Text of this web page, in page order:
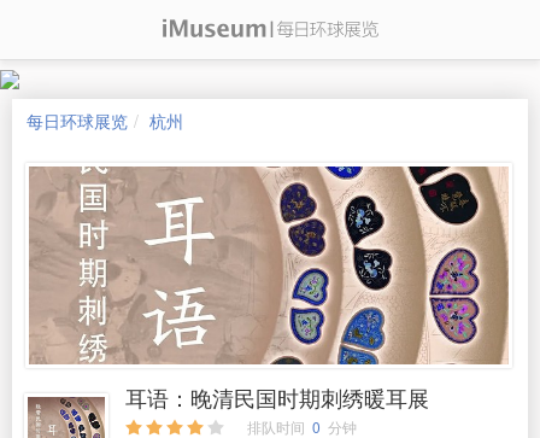
每日环球展览 杭州
耳语：晚清民国时期刺绣暖耳展
排队时间 0 分钟